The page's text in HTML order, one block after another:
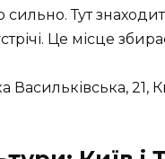
сильно. Тут
Це місце
21,